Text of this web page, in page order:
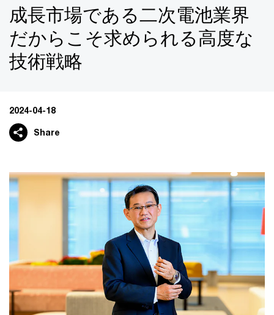
成長市場である二次電池業界
だからこそ求められる高度な
技術戦略
2024-04-18
Share